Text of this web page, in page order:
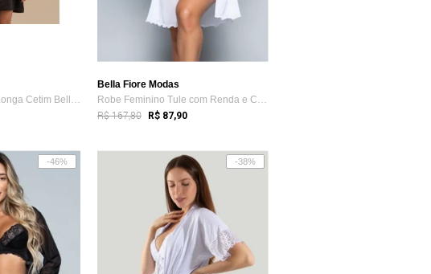
Robe Curto Manga Longa Cetim Bella Luna ...
Bella Fiore Modas
Robe Feminino Tule com Renda e Conjunto ...
R$ 167,80 R$ 87,90
-46% -38%